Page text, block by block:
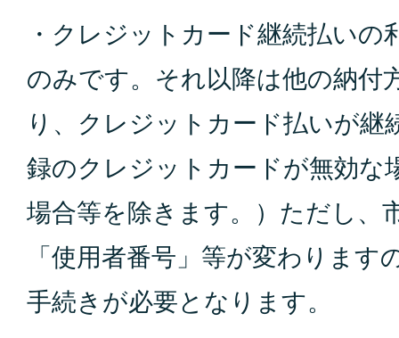
・クレジットカード継続払いの
のみです。それ以降は他の納付
り、クレジットカード払いが継
録のクレジッ トカードが無効な
場合等を除きます。）ただし、
「使用者番号」等が変わります
手続きが必要となります。